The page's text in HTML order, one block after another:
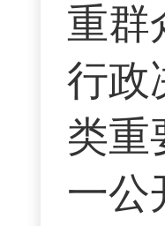
重群
行政
类重
一公